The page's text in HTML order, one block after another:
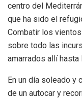
centro del
que ha sido el
Combatir los
sobre todo las
amarrados allí hasta
En un día soleado y
de un autocar y